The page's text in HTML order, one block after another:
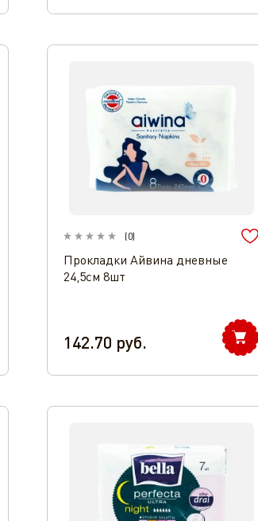
(0)
Прокладки Айвина дневные
24,5см 8шт
142.70 руб.